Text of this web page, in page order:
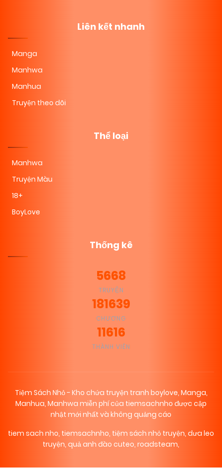
Liên kết nhanh
Manga
Manhwa
Manhua
Truyện theo dõi
Thể loại
Manhwa
Truyện Màu
18+
BoyLove
Thống kê
5668
TRUYỆN
181639
CHƯƠNG
11616
THÀNH VIÊN
Tiệm Sách Nhỏ - Kho chứa truyện tranh boylove, Manga,
Manhua, Manhwa miễn phí của tiemsachnho được cập
nhật mới nhất và không quảng cáo
tiem sach nho, tiemsachnho, tiệm sách nhỏ truyện, dưa leo
truyện, quả anh đào cuteo, roadsteam,